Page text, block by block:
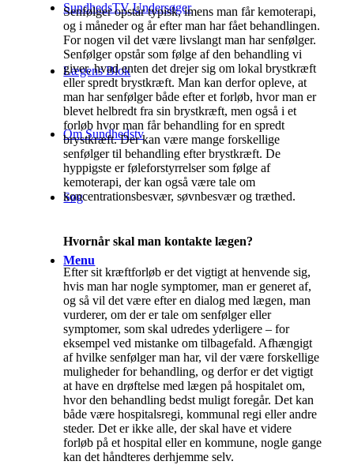
SundhedsTV Undersøger
Lægens Blok
Om Sundhedstv
Søg
Menu
Senfølger opstår typisk, imens man får kemoterapi,
og i måneder og år efter man har fået behandlingen.
For nogen vil det være livslangt man har senfølger.
Senfølger opstår som følge af den behandling vi
giver, hvad enten det drejer sig om lokal brystkræft
eller spredt brystkræft. Man kan derfor opleve, at
man har senfølger både efter et forløb, hvor man er
blevet helbredt fra sin brystkræft, men også i et
forløb hvor man får behandling for en spredt
brystkræft. Der kan være mange forskellige
senfølger til behandling efter brystkræft. De
hyppigste er føleforstyrrelser som følge af
kemoterapi, der kan også være tale om
koncentrationsbesvær, søvnbesvær og træthed.
Hvornår skal man kontakte lægen?
Efter sit kræftforløb er det vigtigt at henvende sig,
hvis man har nogle symptomer, man er generet af,
og så vil det være efter en dialog med lægen, man
vurderer, om der er tale om senfølger eller
symptomer, som skal udredes yderligere – for
eksempel ved mistanke om tilbagefald. Afhængigt
af hvilke senfølger man har, vil der være forskellige
muligheder for behandling, og derfor er det vigtigt
at have en drøftelse med lægen på hospitalet om,
hvor den behandling bedst muligt foregår. Det kan
både være hospitalsregi, kommunal regi eller andre
steder. Det er ikke alle, der skal have et videre
forløb på et hospital eller en kommune, nogle gange
kan det håndteres derhjemme selv.